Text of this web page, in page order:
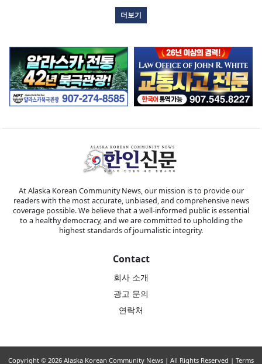
더보기
At Alaska Korean Community News, our mission is to provide our
readers with the most accurate, unbiased, and comprehensive news
coverage possible. We believe that a well-informed public is essential
to a healthy democracy, and we are committed to upholding the
highest standards of journalistic integrity.
Contact
회사 소개
광고 문의
연락처
Copyright © 2026 Alaska Korean Community News | All Rights Reserved | Terms